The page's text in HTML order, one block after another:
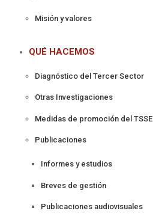
Misión y valores
QUÉ HACEMOS
Diagnóstico del Tercer Sector
Otras Investigaciones
Medidas de promoción del TSSE
Publicaciones
Informes y estudios
Breves de gestión
Publicaciones audiovisuales